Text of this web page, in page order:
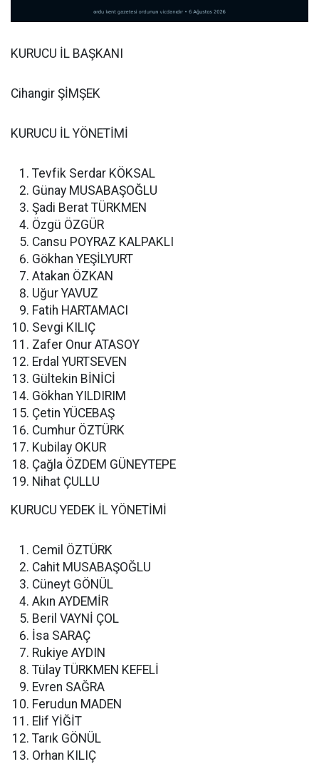
KURUCU İL BAŞKANI
Cihangir ŞİMŞEK
KURUCU İL YÖNETİMİ
Tevfik Serdar KÖKSAL
Günay MUSABAŞOĞLU
Şadi Berat TÜRKMEN
Özgü ÖZGÜR
Cansu POYRAZ KALPAKLI
Gökhan YEŞİLYURT
Atakan ÖZKAN
Uğur YAVUZ
Fatih HARTAMACI
Sevgi KILIÇ
Zafer Onur ATASOY
Erdal YURTSEVEN
Gültekin BİNİCİ
Gökhan YILDIRIM
Çetin YÜCEBAŞ
Cumhur ÖZTÜRK
Kubilay OKUR
Çağla ÖZDEM GÜNEYTEPE
Nihat ÇULLU
KURUCU YEDEK İL YÖNETİMİ
Cemil ÖZTÜRK
Cahit MUSABAŞOĞLU
Cüneyt GÖNÜL
Akın AYDEMİR
Beril VAYNİ ÇOL
İsa SARAÇ
Rukiye AYDIN
Tülay TÜRKMEN KEFELİ
Evren SAĞRA
Ferudun MADEN
Elif YİĞİT
Tarık GÖNÜL
Orhan KILIÇ